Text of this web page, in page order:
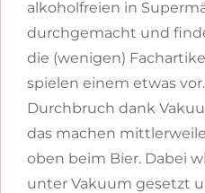
alkoholfreien in
durchgemacht und
die (wenigen)
spielen einem etwas
Durchbruch dank
das machen
oben beim Bier. Dabei
unter Vakuum gesetzt